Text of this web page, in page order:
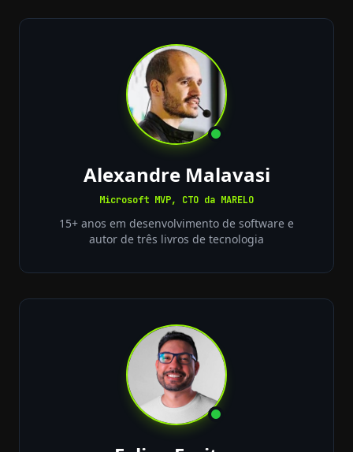
Alexandre Malavasi
Microsoft MVP, CTO da MARELO
15+ anos em desenvolvimento de software e
autor de três livros de tecnologia